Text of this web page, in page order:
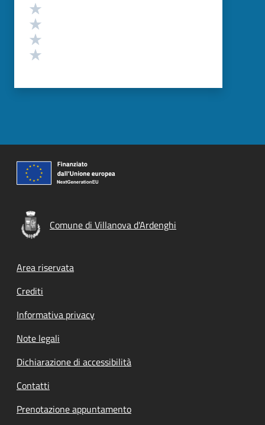
Comune di Villanova d'Ardenghi
Footer menu
Area riservata
Crediti
Informativa privacy
Note legali
Dichiarazione di accessibilità
Contatti
Prenotazione appuntamento